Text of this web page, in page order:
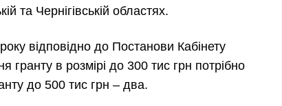
та Чернігівській областях.
відповідно до Постанови Кабінету
гранту в розмірі до 300 тис грн потрібно
до 500 тис грн – два.